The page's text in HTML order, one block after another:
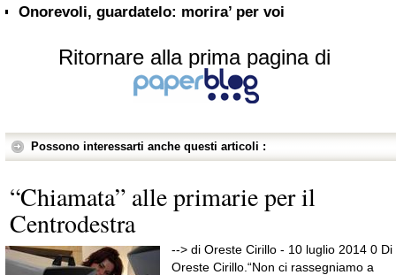
Onorevoli, guardatelo: morira’ per voi
Ritornare alla prima pagina di
Possono interessarti anche questi articoli :
“Chiamata” alle primarie per il
Centrodestra
--> di Oreste Cirillo - 10 luglio 2014 0 Di
Oreste Cirillo.“Non ci rassegniamo a